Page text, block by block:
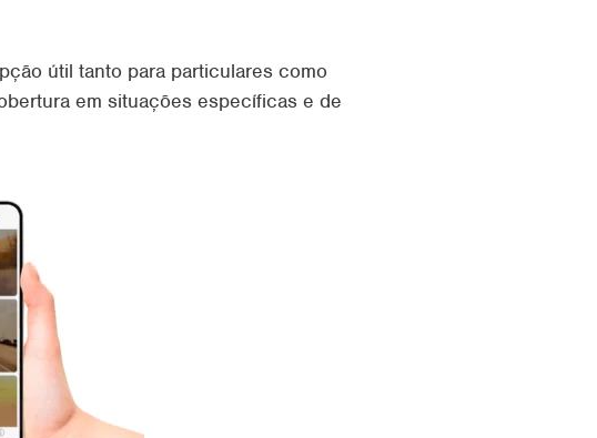
útil tanto para particulares como
em situações específicas e de